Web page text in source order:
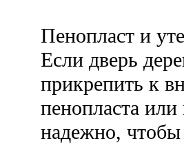
Пенопласт и
Если дверь
прикрепить к
пенопласта
надежно,